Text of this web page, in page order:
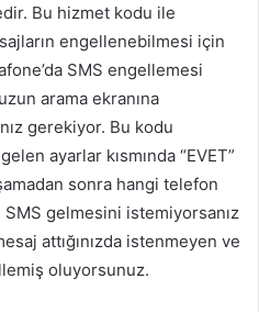
Bu hizmet kodu ile
engellenebilmesi için
SMS engellemesi
arama ekranına
gerekiyor. Bu kodu
ayarlar kısmında “EVET”
sonra hangi telefon
SMS gelmesini istemiyorsanız
attığınızda istenmeyen ve
oluyorsunuz.